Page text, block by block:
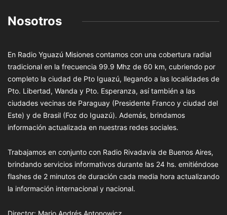
Nosotros
En Radio Yguazú Misiones contamos con una cobertura radial
tradicional en la frecuencia 99.9 Mhz de 60 km, cubriendo por
completo la ciudad de Pto Iguazú, llegando a las localidades de
Pto. Libertad, Wanda y Pto. Esperanza, así también a las
ciudades vecinas de Paraguay (Presidente Franco y ciudad del
Este) y de Brasil (Foz do Iguazú). Además, brindamos
información actualizada en nuestras redes sociales.
Trabajamos en conjunto con Radio Rivadavia de Buenos Aires,
brindando servicios informativos durante las 24 hs. emitiéndose
flashes de 2 minutos de duración cada media hora actualizando
la información internacional y nacional.